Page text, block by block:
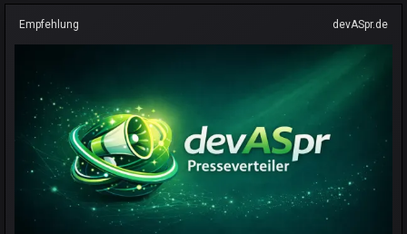
Empfehlung devASpr.de